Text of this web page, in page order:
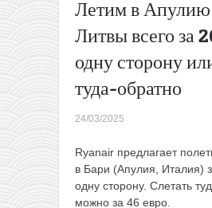
Летим в Апулию
Литвы всего за
одну сторону
туда-обратно
24/03/2025
Ryanair предлагает
в Бари (Апулия, Италия)
одну сторону. Слетать
можно за 46 евро.